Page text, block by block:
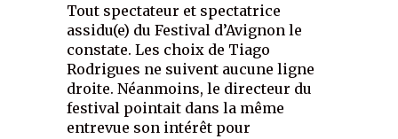
Tout spectateur et spectatrice
assidu(e) du Festival d’Avignon le
constate. Les choix de Tiago
Rodrigues ne suivent aucune ligne
droite. Néanmoins, le directeur du
festival pointait dans la même
entrevue son intérêt pour